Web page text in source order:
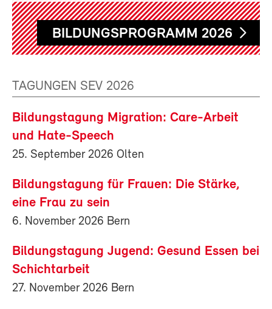
BILDUNGSPROGRAMM 2026
TAGUNGEN SEV 2026
Bildungstagung Migration: Care-Arbeit
und Hate-Speech
25. September 2026 Olten
Bildungstagung für Frauen: Die Stärke,
eine Frau zu sein
6. November 2026 Bern
Bildungstagung Jugend: Gesund Essen bei
Schichtarbeit
27. November 2026 Bern